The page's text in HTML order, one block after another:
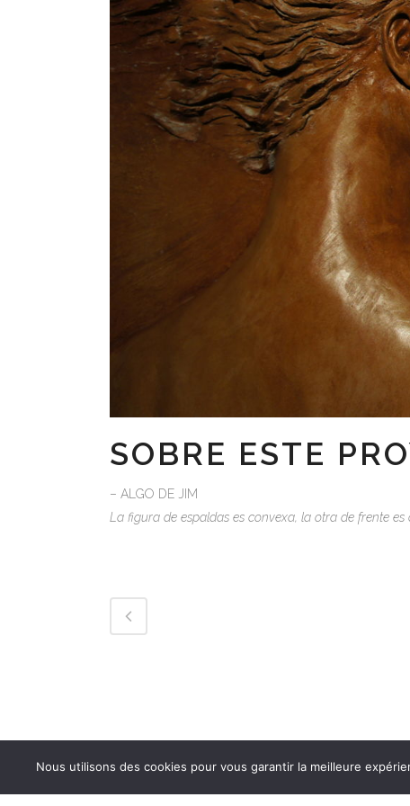
SOBRE ESTE
– ALGO DE JIM
La figura de espaldas es convexa, la otra de frente es
Nous utilisons des cookies pour vous garantir la meilleure